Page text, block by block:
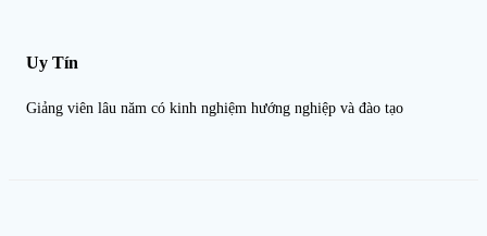
Uy Tín
Giảng viên lâu năm có kinh nghiệm hướng nghiệp và đào tạo